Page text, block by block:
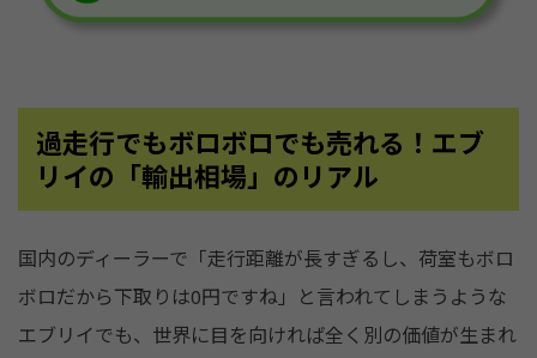
過走行でもボロボロでも売れる！エブ
リイの「輸出相場」のリアル
国内のディーラーで「走行距離が長すぎるし、荷室もボロ
ボロだから下取りは0円ですね」と言われてしまうような
エブリイでも、世界に目を向ければ全く別の価値が生まれ